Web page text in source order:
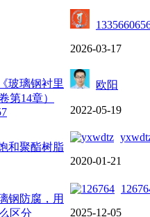
2026-03-17
玻璃钢衬里
第14章）
欧阳
2022-05-19
和聚酯树脂
2020-01-21
钢防腐，用
区分
2025-12-05